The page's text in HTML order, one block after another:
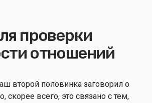
проверки
отношений
второй половинка заговорил о
скорее всего, это связано с тем,